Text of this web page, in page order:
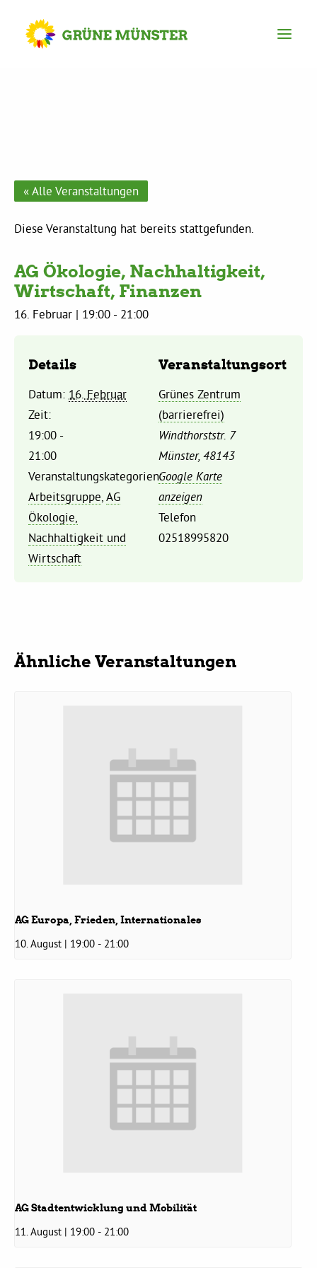
Kreisgeschäftsstelle
Mitgliederversammlung
Ortsverbände
Kommissionen
Satzung
Grünes Zentrum
Personen
Sylvia Rietenberg, MdB
Dorothea Deppermann, MdL
Daniel Freund, MdEP
Grüne im Rathaus
Fraktionsgeschäftsstelle
Kommunalpolitik
« Alle Veranstaltungen
Diese Veranstaltung hat bereits stattgefunden.
AG Ökologie, Nachhaltigkeit,
Wirtschaft, Finanzen
16. Februar | 19:00 - 21:00
Details
Datum: 16. Februar
Zeit:
19:00 -
21:00
Veranstaltungskategorien:
Arbeitsgruppe ,AG
Ökologie,
Nachhaltigkeit und
Wirtschaft
Veranstaltungsort
Grünes Zentrum
(barrierefrei)
Windthorststr. 7
Münster, 48143
Google Karte
anzeigen
Telefon
02518995820
Ähnliche Veranstaltungen
AG Europa, Frieden, Internationales
10. August | 19:00 - 21:00
AG Stadtentwicklung und Mobilität
11. August | 19:00 - 21:00